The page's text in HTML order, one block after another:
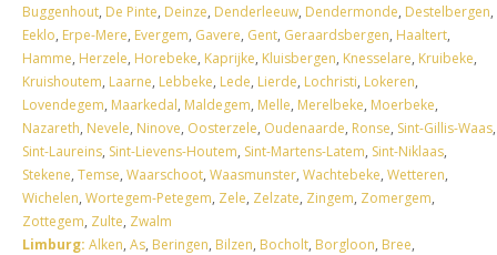
Buggenhout, De Pinte, Deinze, Denderleeuw, Dendermonde, Destelbergen,
Eeklo, Erpe-Mere, Evergem, Gavere, Gent, Geraardsbergen, Haaltert,
Hamme, Herzele, Horebeke, Kaprijke, Kluisbergen, Knesselare, Kruibeke,
Kruishoutem, Laarne, Lebbeke, Lede, Lierde, Lochristi, Lokeren,
Lovendegem, Maarkedal, Maldegem, Melle, Merelbeke, Moerbeke,
Nazareth, Nevele, Ninove, Oosterzele, Oudenaarde, Ronse, Sint-Gillis-Waas,
Sint-Laureins, Sint-Lievens-Houtem, Sint-Martens-Latem, Sint-Niklaas,
Stekene, Temse, Waarschoot, Waasmunster, Wachtebeke, Wetteren,
Wichelen, Wortegem-Petegem, Zele, Zelzate, Zingem, Zomergem,
Zottegem, Zulte, Zwalm
Limburg: Alken, As, Beringen, Bilzen, Bocholt, Borgloon, Bree,